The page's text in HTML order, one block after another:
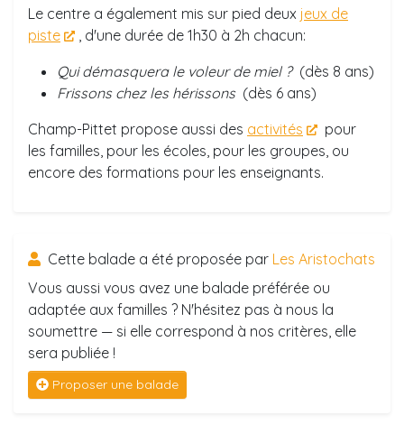
Le centre a également mis sur pied deux jeux de
piste
, d'une durée de 1h30 à 2h chacun:
Qui démasquera le voleur de miel ? (dès 8 ans)
Frissons chez les hérissons(dès 6 ans)
Champ-Pittet propose aussi des activités
pour
les familles, pour les écoles, pour les groupes, ou
encore des formations pour les enseignants.
Cette balade a été proposée par Les Aristochats
Vous aussi vous avez une balade préférée ou
adaptée aux familles ? N'hésitez pas à nous la
soumettre — si elle correspond à nos critères, elle
sera publiée !
Proposer une balade